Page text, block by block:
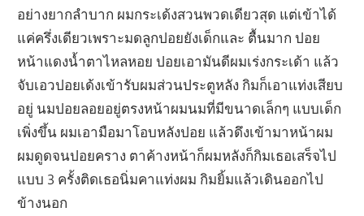
อย่างยากลำบาก ผมกระเด้งสวนพวดเดียวสุด แต่เข้าได้
แค่ครึ่งเดียวเพราะมดลูกปอยยังเด็กและ ตื้นมาก ปอย
หน้าแดงน้ำตาไหลหอย ปอยเอามันดีผมเร่งกระเด้า แล้ว
จับเอวปอยเด้งเข้ารับผมส่วนประตูหลัง กิมก็เอาแท่งเสียบ
อยู่ นมปอยลอยอยู่ตรงหน้าผมนมที่มีขนาดเล็กๆ แบบเด็ก
เพิ่งขึ้น ผมเอามือมาโอบหลังปอย แล้วดึงเข้ามาหน้าผม
ผมดูดจนปอยคราง ตาค้างหน้าก็ผมหลังก็กิมเธอเสร็จไป
แบบ 3 ครั้งติดเธอนิ่มคาแท่งผม กิมยิ้มแล้วเดินออกไป
ข้างนอก